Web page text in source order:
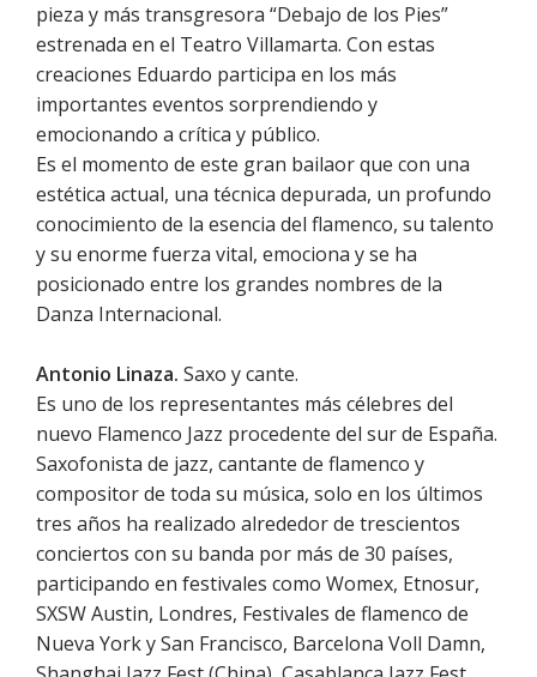
pieza y más transgresora “Debajo de los Pies”
estrenada en el Teatro Villamarta. Con estas
creaciones Eduardo participa en los más
importantes eventos sorprendiendo y
emocionando a crítica y público.
Es el momento de este gran bailaor que con una
estética actual, una técnica depurada, un profundo
conocimiento de la esencia del flamenco, su talento
y su enorme fuerza vital, emociona y se ha
posicionado entre los grandes nombres de la
Danza Internacional.
Antonio Linaza. Saxo y cante.
Es uno de los representantes más célebres del
nuevo Flamenco Jazz procedente del sur de España.
Saxofonista de jazz, cantante de flamenco y
compositor de toda su música, solo en los últimos
tres años ha realizado alrededor de trescientos
conciertos con su banda por más de 30 países,
participando en festivales como Womex, Etnosur,
SXSW Austin, Londres, Festivales de flamenco de
Nueva York y San Francisco, Barcelona Voll Damn,